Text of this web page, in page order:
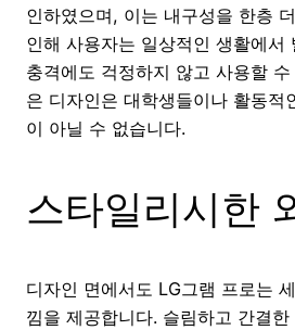
인하였으며, 이는 내구성을 한층
인해 사용자는 일상적인 생활에서
충격에도 걱정하지 않고 사용할
은 디자인은 대학생들이나 활동적
이 아닐 수 없습니다.
스타일리시한
디자인 면에서도 LG그램 프로는
낌을 제공합니다. 슬림하고 간결